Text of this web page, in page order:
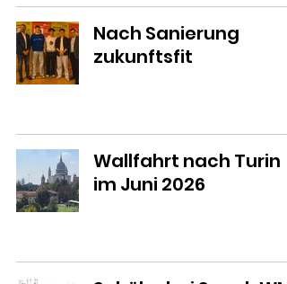
Nach Sanierung
zukunftsfit
Wallfahrt nach Turin
im Juni 2026